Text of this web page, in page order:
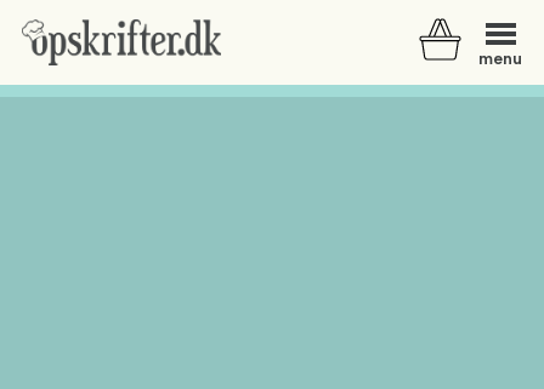
menu